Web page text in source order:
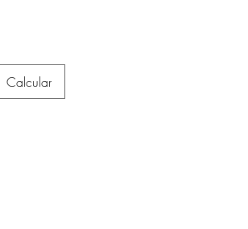
Calcular